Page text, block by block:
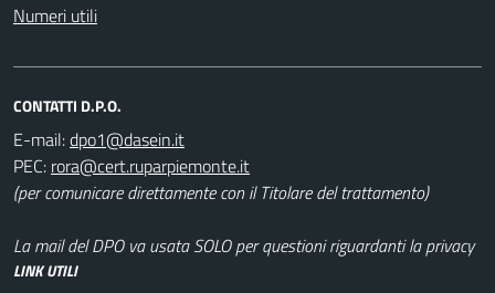
Numeri utili
CONTATTI D.P.O.
E-mail:
PEC:
(per comunicare direttamente con il Titolare del trattamento)
La mail del DPO va usata SOLO per questioni riguardanti la privacy
LINK UTILI